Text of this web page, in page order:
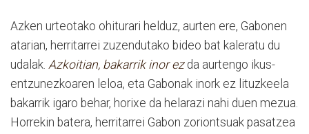
Azken urteotako ohiturari helduz, aurten ere, Gabonen
atarian, herritarrei zuzendutako bideo bat kaleratu du
udalak. Azkoitian, bakarrik inor ezda aurtengo ikus-
entzunezkoaren leloa, eta Gabonak inork ez lituzkeela
bakarrik igaro behar, horixe da helarazi nahi duen mezua.
Horrekin batera, herritarrei Gabon zoriontsuak pasatzea